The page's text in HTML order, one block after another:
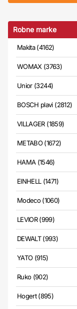
Robne marke
Makita (4162)
WOMAX (3763)
Unior (3244)
BOSCH plavi (2812)
VILLAGER (1859)
METABO (1672)
HAMA (1546)
EINHELL (1471)
Modeco (1060)
LEVIOR (999)
DEWALT (993)
YATO (915)
Ruko (902)
Hogert (895)